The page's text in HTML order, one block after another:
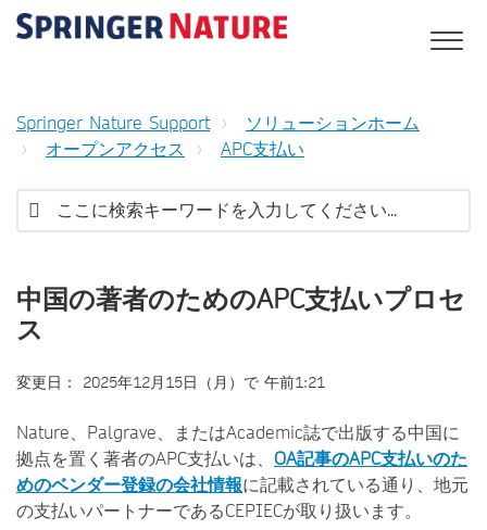
Springer Nature Support
ソリューションホーム
オープンアクセス
APC支払い
中国の著者のためのAPC支払いプロセ
ス
変更日： 2025年12月15日（月）で 午前1:21
Nature、Palgrave、またはAcademic誌で出版する中国に
拠点を置く著者のAPC支払いは、 OA記事のAPC支払いのた
めのベンダー登録の会社情報に記載されている通り、地元
の支払いパートナーであるCEPIECが取り扱います。